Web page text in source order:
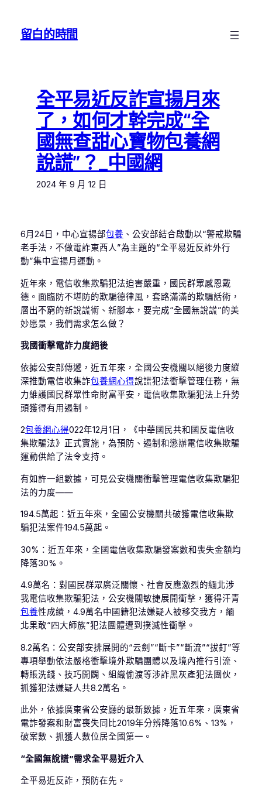
留白的時間
全平易近反詐宣揚月來
了，如何才幹完成“全
國無查甜心寶物包養網
說謊”？_中國網
2024 年 9 月 12 日
6月24日，中心宣揚部包養 、公安部結合啟動以“警戒欺騙
老手法，不做電詐東西人”為主題的“全平易近反詐外行
動”集中宣揚月運動。
近年來，電信收集欺騙犯法迫害嚴重，國民群眾感恩戴
德。面臨防不堪防的欺騙德律風，套路滿滿的欺騙話術，
層出不窮的新說謊術、新腳本，要完成“全國無說謊”的美
妙愿景，我們需求怎么做？
我國衝擊電詐力度絕後
依據公安部傳遞，近五年來，全國公安機關以絕後力度縱
深推動電信收集詐包養網心得說謊犯法衝擊管理任務，無
力維護國民群眾性命財富平安，電信收集欺騙犯法上升勢
頭獲得有用遏制。
2包養網心得022年12月1日，《中華國民共和國反電信收
集欺騙法》正式實施，為預防、遏制和懲辦電信收集欺騙
運動供給了法令支持。
有如許一組數據，可見公安機關衝擊管理電信收集欺騙犯
法的力度——
194.5萬起：近五年來，全國公安機關共破獲電信收集欺
騙犯法案件194.5萬起。
30%：近五年來，全國電信收集欺騙發案數和喪失金額均
降落30%。
4.9萬名：對國民群眾廣泛關懷、社會反應激烈的緬北涉
我電信收集欺騙犯法，公安機關敏捷展開衝擊，獲得汗青
包養性成績，4.9萬名中國籍犯法嫌疑人被移交我方，緬
北果敢“四大師族”犯法團體遭到撲滅性衝擊。
8.2萬名：公安部安排展開的“云劍”“斷卡”“斷流”“拔釘”等
專項舉動依法嚴格衝擊境外欺騙團體以及境內推行引流、
轉賬洗錢、技巧開闢、組織偷渡等涉詐黑灰產犯法團伙，
抓獲犯法嫌疑人共8.2萬名。
此外，依據廣東省公安廳的最新數據，近五年來，廣東省
電詐發案和財富喪失同比2019年分辨降落10.6%、13%，
破案數、抓獲人數位居全國第一。
“全國無說謊”需求全平易近介入
全平易近反詐，預防在先。